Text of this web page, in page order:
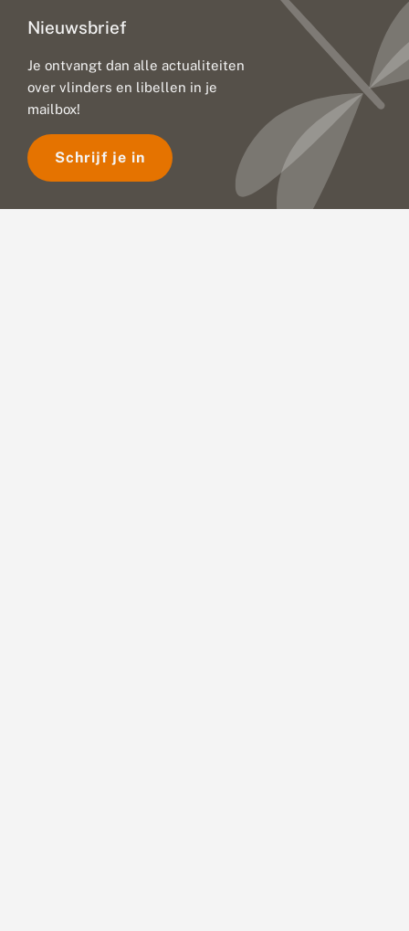
Nieuwsbrief
Je ontvangt dan alle actualiteiten
over vlinders en libellen in je
mailbox!
Schrijf je in